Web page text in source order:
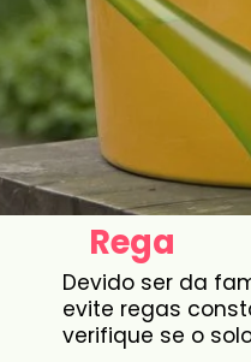
Rega
Devido ser da
evite regas
verifique se o